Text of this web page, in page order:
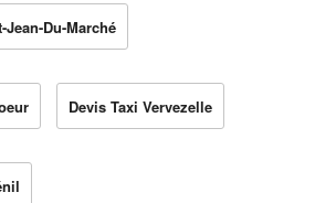
Du-Marché
Devis Taxi Vervezelle